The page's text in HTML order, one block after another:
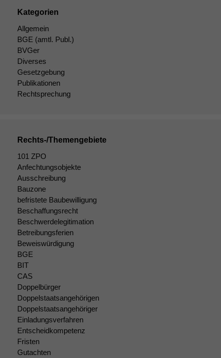
Kategorien
Allgemein
BGE (amtl. Publ.)
BVGer
Diverses
Gesetzgebung
Publikationen
Rechtsprechung
Rechts-/Themengebiete
101 ZPO
Anfechtungsobjekte
Ausschreibung
Bauzone
befristete Baubewilligung
Beschaffungsrecht
Beschwerdelegitimation
Betreibungsferien
Beweiswürdigung
BGE
BIT
CAS
Doppelbürger
Doppelstaatsangehörigen
Doppelstaatsangehöriger
Einladungsverfahren
Entscheidkompetenz
Fristen
Gutachten